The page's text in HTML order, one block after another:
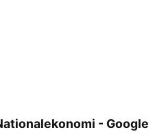
- Google